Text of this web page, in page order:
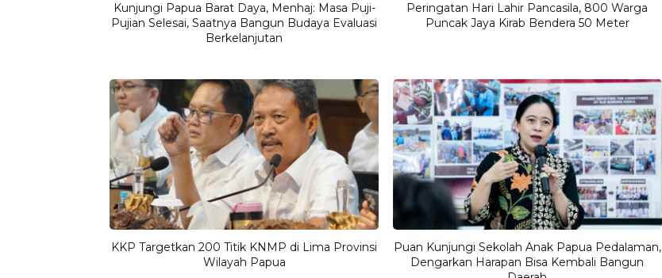
Kunjungi Papua Barat Daya, Menhaj: Masa Puji-
Pujian Selesai, Saatnya Bangun Budaya Evaluasi
Berkelanjutan
Peringatan Hari Lahir Pancasila, 800 Warga
Puncak Jaya Kirab Bendera 50 Meter
KKP Targetkan 200 Titik KNMP di Lima Provinsi
Wilayah Papua
Puan Kunjungi Sekolah Anak Papua Pedalaman,
Dengarkan Harapan Bisa Kembali Bangun